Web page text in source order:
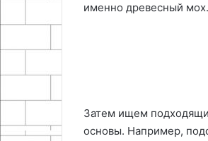
именно древесный
Затем ищем
основы. Например,